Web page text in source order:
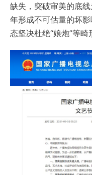
缺失，突破审美的底
年形成不可估量的坏
态坚决杜绝“娘炮”等畸